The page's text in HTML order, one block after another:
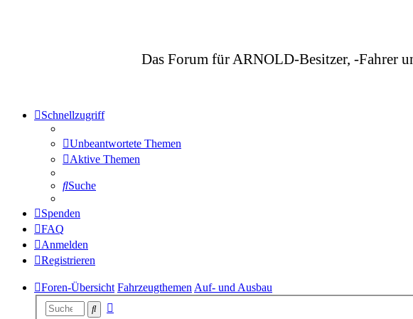
Das Forum für ARNOLD-Besitzer, -Fahrer
Schnellzugriff
Unbeantwortete Themen
Aktive Themen
Suche
Spenden
FAQ
Anmelden
Registrieren
Foren-Übersicht Fahrzeugthemen Auf- und Ausbau
Suche